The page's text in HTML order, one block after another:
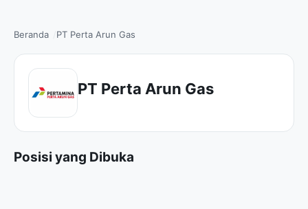
Beranda PT Perta Arun Gas
PT Perta Arun Gas
Posisi yang Dibuka